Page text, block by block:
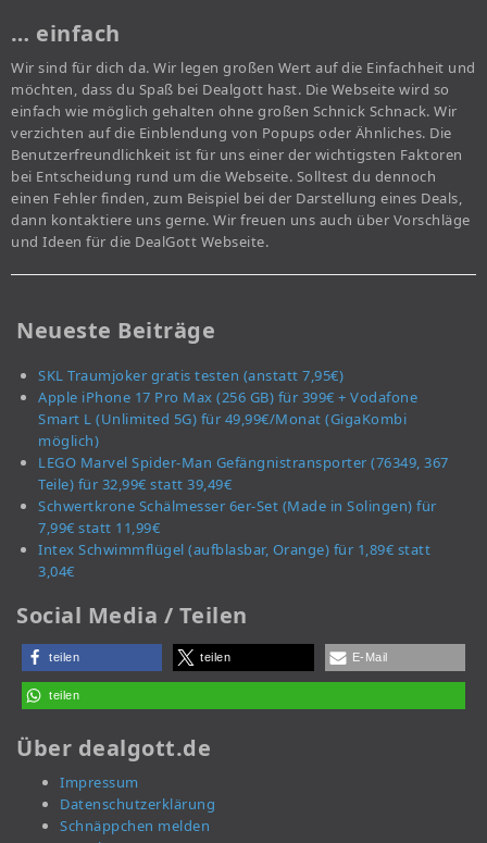
… einfach
Wir sind für dich da. Wir legen großen Wert auf die Einfachheit und
möchten, dass du Spaß bei Dealgott hast. Die Webseite wird so
einfach wie möglich gehalten ohne großen Schnick Schnack. Wir
verzichten auf die Einblendung von Popups oder Ähnliches. Die
Benutzerfreundlichkeit ist für uns einer der wichtigsten Faktoren
bei Entscheidung rund um die Webseite. Solltest du dennoch
einen Fehler finden, zum Beispiel bei der Darstellung eines Deals,
dann kontaktiere uns gerne. Wir freuen uns auch über Vorschläge
und Ideen für die DealGott Webseite.
Neueste Beiträge
SKL Traumjoker gratis testen (anstatt 7,95€)
Apple iPhone 17 Pro Max (256 GB) für 399€ + Vodafone
Smart L (Unlimited 5G) für 49,99€/Monat (GigaKombi
möglich)
LEGO Marvel Spider-Man Gefängnistransporter (76349, 367
Teile) für 32,99€ statt 39,49€
Schwertkrone Schälmesser 6er-Set (Made in Solingen) für
7,99€ statt 11,99€
Intex Schwimmflügel (aufblasbar, Orange) für 1,89€ statt
3,04€
Social Media / Teilen
teilen teilen E-Mail
teilen
Über dealgott.de
Impressum
Datenschutzerklärung
Schnäppchen melden